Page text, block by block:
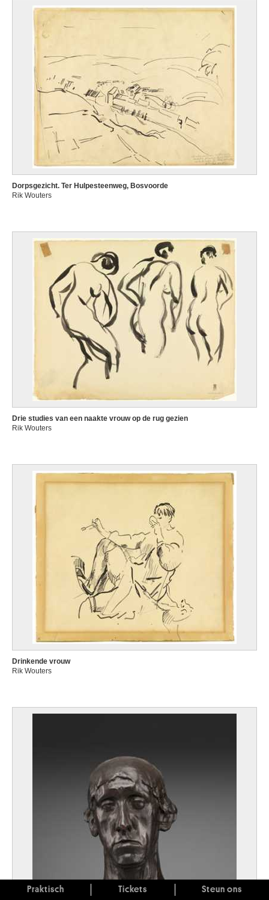
Dorpsgezicht. Ter Hulpesteenweg, Bosvoorde
Rik Wouters
Drie studies van een naakte vrouw op de rug gezien
Rik Wouters
Drinkende vrouw
Rik Wouters
Praktisch Tickets Steun ons